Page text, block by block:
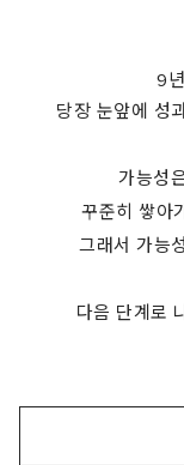
9
당장 눈앞에 성
가능성
꾸준히 쌓아
그래서 가능
다음 단계로